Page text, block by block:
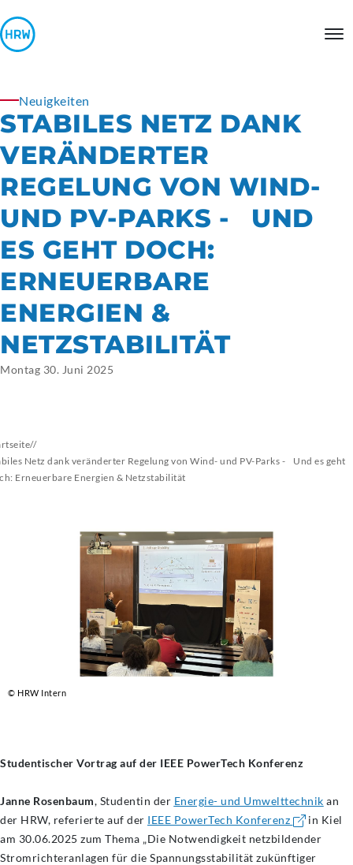
Neuigkeiten
STABILES NETZ DANK
VERÄNDERTER
REGELUNG VON WIND-
UND PV-PARKS - UND
ES GEHT DOCH:
ERNEUERBARE
ENERGIEN &
NETZSTABILITÄT
Montag 30. Juni 2025
//
Netz dank veränderter Regelung von Wind- und PV-Parks - Und es geht
Erneuerbare Energien & Netzstabilität
© HRW Intern
Studentischer Vortrag auf der IEEE PowerTech Konferenz
Janne Rosenbaum, Studentin der Energie- und Umwelttechnik an
der HRW, referierte auf der IEEE PowerTech Konferenz
in Kiel
am 30.06.2025 zum Thema „Die Notwendigkeit netzbildender
Stromrichteranlagen für die Spannungsstabilität zukünftiger